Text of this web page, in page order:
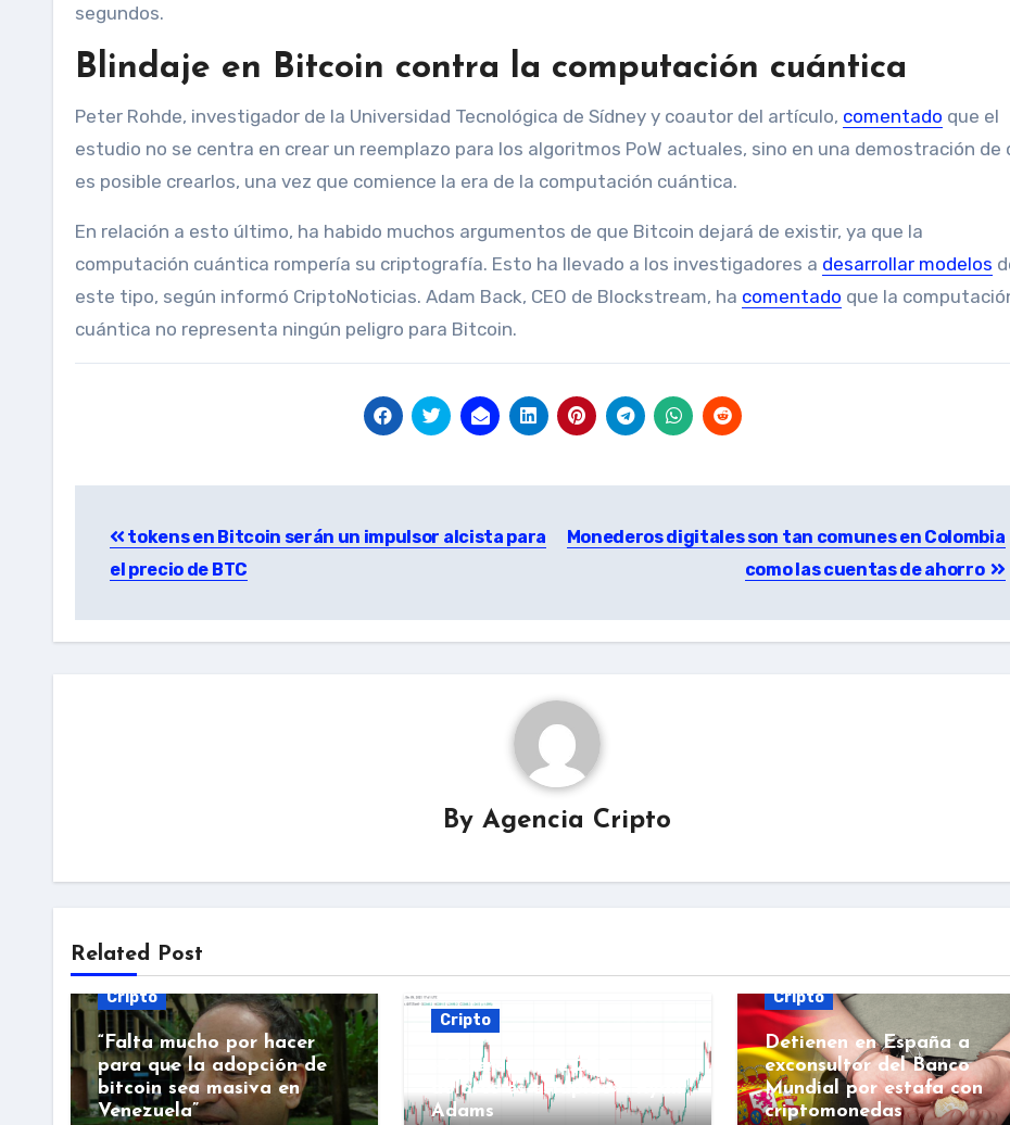
segundos.
Blindaje en Bitcoin contra la computación cuántica
Peter Rohde, investigador de la Universidad Tecnológica de Sídney y coautor del artículo, comentado que el
estudio no se centra en crear un reemplazo para los algoritmos PoW actuales, sino en una demostración de
es posible crearlos, una vez que comience la era de la computación cuántica.
En relación a esto último, ha habido muchos argumentos de que Bitcoin dejará de existir, ya que la
computación cuántica rompería su criptografía. Esto ha llevado a los investigadores a desarrollar modelos
este tipo, según informó CriptoNoticias. Adam Back, CEO de Blockstream, ha comentado que la
cuántica no representa ningún peligro para Bitcoin.
navigation
tokens en Bitcoin serán un impulsor alcista para
el precio de BTC
Monederos digitales son tan comunes en Colombia
como las cuentas de ahorro
ByAgencia Cripto
Related Post
Cripto
“Falta mucho por hacer
para que la adopción de
bitcoin sea masiva en
Venezuela”
Cripto
«Ethereum a 2.200
dólares es estúpido»: Ryan
Adams
Cripto
Detienen en España a
exconsultor del Banco
Mundial por estafa con
criptomonedas